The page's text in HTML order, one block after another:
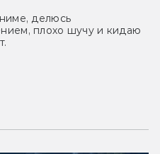
делюсь
плохо шучу и кидаю